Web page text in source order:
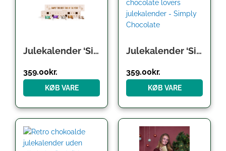
Julekalender ‘Simply the best time of the year’ – Simply Chocolate
359.00kr.
KØB VARE
Julekalender ‘Simply for chocolate lovers’ – Simply Chocolate
359.00kr.
KØB VARE